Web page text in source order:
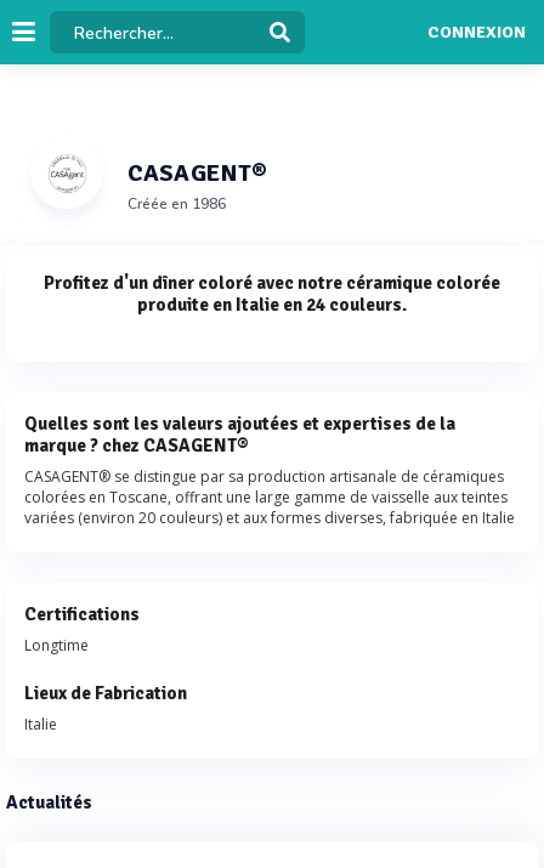
CONNEXION
CASAGENT®
Créée en 1986
Profitez d'un dîner coloré avec notre céramique colorée
produite en Italie en 24 couleurs.
Quelles sont les valeurs ajoutées et expertises de la
marque ? chez CASAGENT®
CASAGENT® se distingue par sa production artisanale de céramiques
colorées en Toscane, offrant une large gamme de vaisselle aux teintes
variées (environ 20 couleurs) et aux formes diverses, fabriquée en Italie
Certifications
Longtime
Lieux de Fabrication
Italie
Actualités